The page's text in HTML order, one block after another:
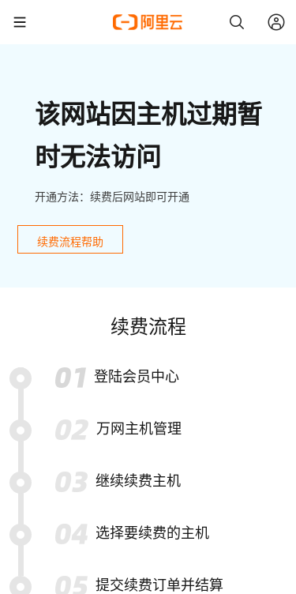
该网站因主机过期暂
时无法访问
开通方法：续费后网站即可开通
续费流程帮助
续费流程
登陆会员中心
万网主机管理
继续续费主机
选择要续费的主机
提交续费订单并结算